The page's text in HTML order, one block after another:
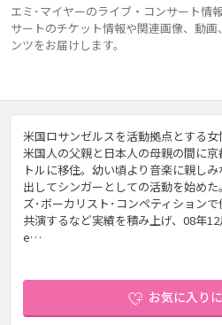
エミ･マイヤーのライブ・コンサート情
サートのチケット情報や関連画像、動
ンツをお届けします。
米国ロサンゼルスを活動拠点とする女
米国人の父親と日本人の母親の間に
トルに移住。幼い頃より音楽に親し
出してシンガーとしての活動を始め
ズ･ボーカリスト･コンペティション
共演するなど実績を積み上げ、08年
e…
お気に入り